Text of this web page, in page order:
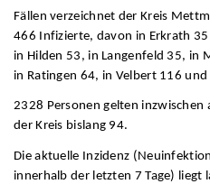
Fällen verzeichnet der Kreis
466 Infizierte, davon in Erkrath
in Hilden 53, in Langenfeld 35, in
in Ratingen 64, in Velbert 116
2328 Personen gelten inzwischen
der Kreis bislang 94.
Die aktuelle Inzidenz
innerhalb der letzten 7 Tage) liegt